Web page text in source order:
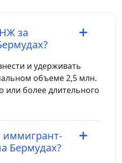
за
и удерживать
объеме 2,5 млн.
или более длительного
иммигрант-
Бермудах?